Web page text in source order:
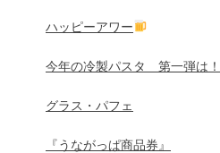
ハッピーアワー
今年の冷製パスタ 第一弾は！
グラス・パフェ
『うながっぱ商品券』